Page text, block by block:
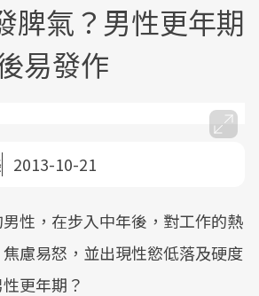
脾氣？男性更年期
易發作
2013-10-21
性，在步入中年後，對工作的熱
慮易怒，並出現性慾低落及硬度
更年期？